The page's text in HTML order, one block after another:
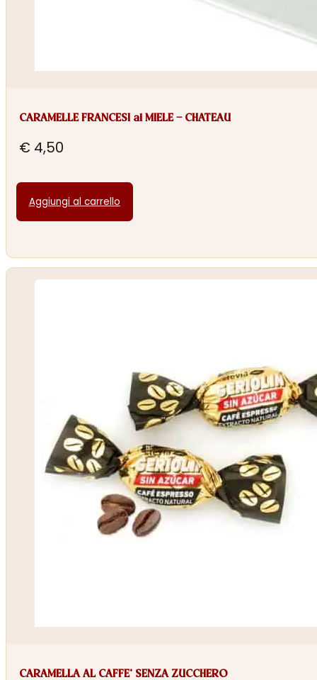
CARAMELLE FRANCESI al MIELE – CHATEAU
€ 4,50
Aggiungi al carrello
CARAMELLA AL CAFFE’ SENZA ZUCCHERO